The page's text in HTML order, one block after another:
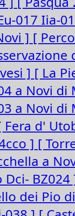
017 Iia-
] [
] [ La
a Novi
a Novi
Fera d'
] [
a
Dci-
dei Pio